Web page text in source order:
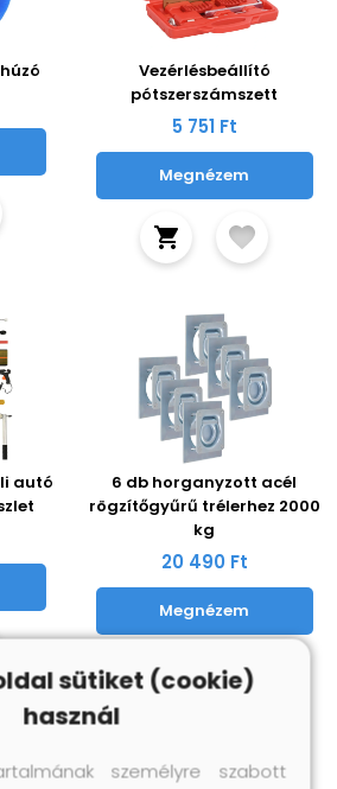
Vezérlésbeállító
pótszerszámszett
5 751 Ft
Megnézem
autó
6 db horganyzott acél
rögzítőgyűrű trélerhez 2000
kg
20 490 Ft
Megnézem
sütiket (cookie)
használ
személyre szabott